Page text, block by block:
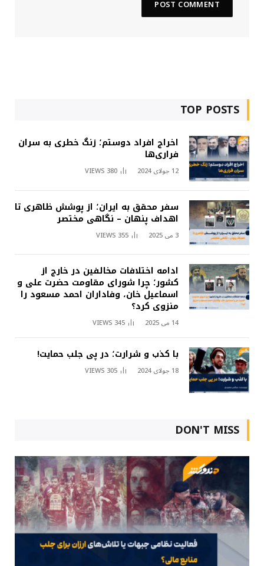
TOP POSTS
اخراج افراد دوستم؛ زنگ خطری به سران
فراری‌ها
12 جولای 2024 380
VIEWS
سفر محقق به ایران؛ از پوشش ظاهری تا
اهداف پنهان – نگاهی مختصر
3 می 2025 355
VIEWS
ادامه اختلافات مخالفین در خارج از
کشور؛ چرا شورای مقاومت حضرت علی و
اسماعیل خان، وفاداران احمد مسعود را
منزوی کرد؟
14 می 2025 345
VIEWS
با کذب و شرارت؛ در پی جلب حمایت!
18 جولای 2024 305
VIEWS
DON'T MISS